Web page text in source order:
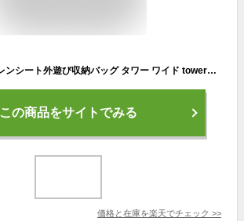
山崎実業 ポリエチレンシート外遊び収納バッグ タワー ワイド tower トートバッグ 大きい 大容量 特大 大型 軽量 袋 ギアバッグ キャンプ アウトドア ランドリー おもちゃ ボール キッズバイク 収納 防水 撥水 丈夫 折りたたみ 持ち運び 肩掛け 1846 1847 無地 黒 防災
この商品をサイトでみる
価格と在庫を楽天でチェック >>